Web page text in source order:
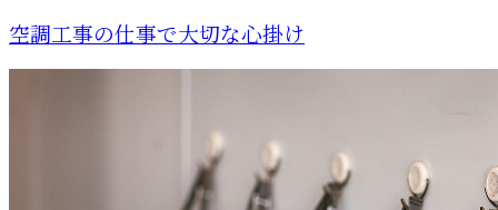
空調工事の仕事で大切な心掛け